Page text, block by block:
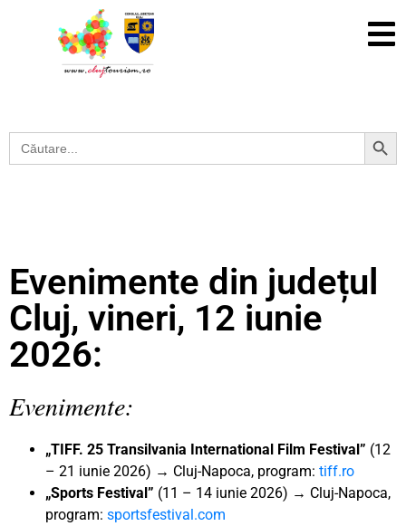
Search
for:
Search Button
Evenimente din județul
Cluj, vineri, 12 iunie
2026:
Evenimente:
„TIFF. 25 Transilvania International Film Festival” (12
– 21 iunie 2026) → Cluj-Napoca, program: tiff.ro
„Sports Festival” (11 – 14 iunie 2026) → Cluj-Napoca,
program: sportsfestival.com